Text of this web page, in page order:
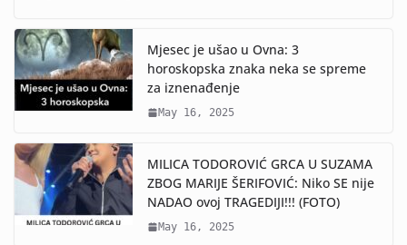
Mjesec je ušao u Ovna: 3
horoskopska znaka neka se spreme
za iznenađenje
May 16, 2025
MILICA TODOROVIĆ GRCA U SUZAMA
ZBOG MARIJE ŠERIFOVIĆ: Niko SE nije
NADAO ovoj TRAGEDIJI!!! (FOTO)
May 16, 2025